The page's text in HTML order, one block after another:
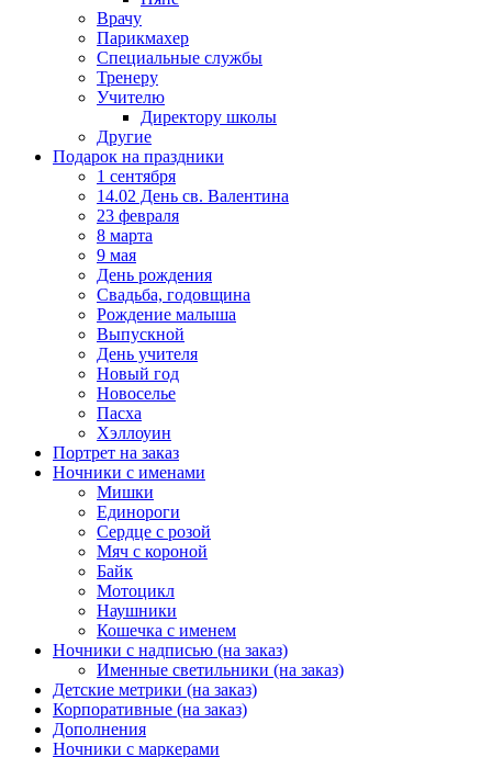
Врачу
Парикмахер
Специальные службы
Тренеру
Учителю
Директору школы
Другие
Подарок на праздники
1 сентября
14.02 День св. Валентина
23 февраля
8 марта
9 мая
День рождения
Свадьба, годовщина
Рождение малыша
Выпускной
День учителя
Новый год
Новоселье
Пасха
Хэллоуин
Портрет на заказ
Ночники с именами
Мишки
Единороги
Сердце с розой
Мяч с короной
Байк
Мотоцикл
Наушники
Кошечка с именем
Ночники с надписью (на заказ)
Именные светильники (на заказ)
Детские метрики (на заказ)
Корпоративные (на заказ)
Дополнения
Ночники с маркерами